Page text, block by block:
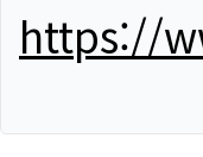
https://